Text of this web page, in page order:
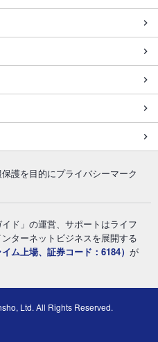
護を目的にプライバシーマーク
ド」の運営、サポートはライフ
ターネットビジネスを展開する
ム上場、証券コード：6184） が
Ltd. All Rights Reserved.